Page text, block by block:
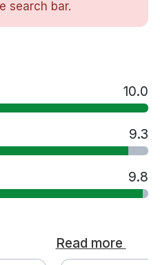
slå sig ner för en
i lobbybaren. Villa
ett teater- eller
badkar
search bar.
10.0
9.3
9.8
Read more